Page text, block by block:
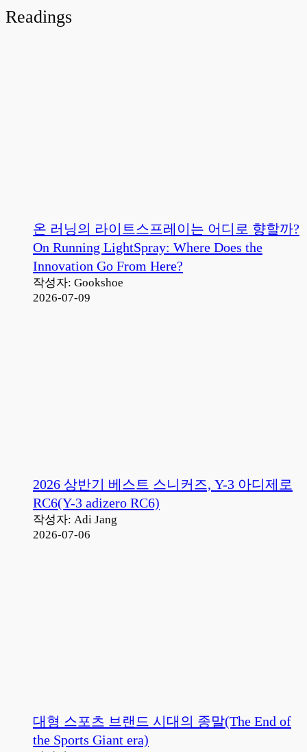
Readings
온 러닝의 라이트스프레이는 어디로 향할까?
On Running LightSpray: Where Does the
Innovation Go From Here?
작성자: Gookshoe
2026-07-09
2026 상반기 베스트 스니커즈, Y-3 아디제로
RC6(Y-3 adizero RC6)
작성자: Adi Jang
2026-07-06
대형 스포츠 브랜드 시대의 종말(The End of
the Sports Giant era)